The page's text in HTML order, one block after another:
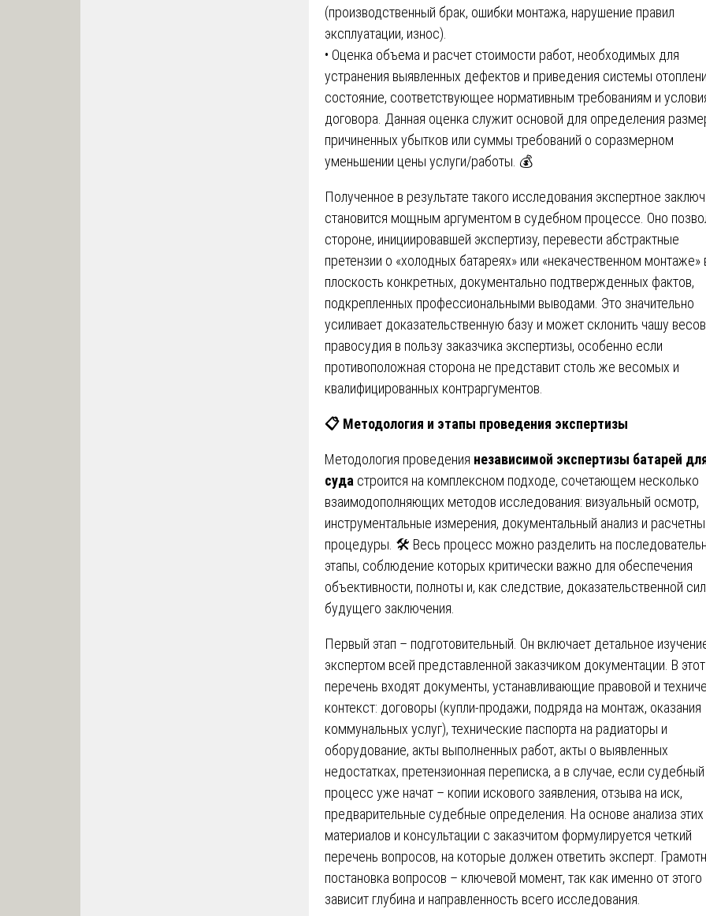
(производственный брак, ошибки монтажа, нарушение правил
эксплуатации, износ).
• Оценка объема и расчет стоимости работ, необходимых для
устранения выявленных дефектов и приведения системы
состояние, соответствующее нормативным требованиям и
договора. Данная оценка служит основой для определения
причиненных убытков или суммы требований о соразмерном
уменьшении цены услуги/работы. 💰
Полученное в результате такого исследования экспертное
становится мощным аргументом в судебном процессе. Оно
стороне, инициировавшей экспертизу, перевести абстрактные
претензии о «холодных батареях» или «некачественном монтаже»
плоскость конкретных, документально подтвержденных фактов,
подкрепленных профессиональными выводами. Это значительно
усиливает доказательственную базу и может склонить чашу весов
правосудия в пользу заказчика экспертизы, особенно если
противоположная сторона не представит столь же весомых и
квалифицированных контраргументов.
📋 Методология и этапы проведения экспертизы
Методология проведения независимой экспертизы батарей
суда строится на комплексном подходе, сочетающем несколько
взаимодополняющих методов исследования: визуальный осмотр,
инструментальные измерения, документальный анализ и
процедуры. 🛠️ Весь процесс можно разделить на
этапы, соблюдение которых критически важно для обеспечения
объективности, полноты и, как следствие, доказательственной
будущего заключения.
Первый этап – подготовительный. Он включает детальное
экспертом всей представленной заказчиком документации. В этот
перечень входят документы, устанавливающие правовой и
контекст: договоры (купли-продажи, подряда на монтаж, оказания
коммунальных услуг), технические паспорта на радиаторы и
оборудование, акты выполненных работ, акты о выявленных
недостатках, претензионная переписка, а в случае, если судебный
процесс уже начат – копии искового заявления, отзыва на иск,
предварительные судебные определения. На основе анализа этих
материалов и консультации с заказчитом формулируется четкий
перечень вопросов, на которые должен ответить эксперт.
постановка вопросов – ключевой момент, так как именно от этого
зависит глубина и направленность всего исследования.